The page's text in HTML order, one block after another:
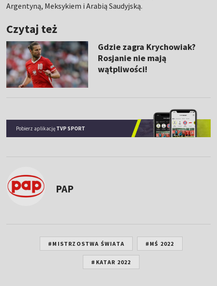
Argentyną, Meksykiem i Arabią Saudyjską.
Czytaj też
Gdzie zagra Krychowiak?
Rosjanie nie mają
wątpliwości!
Pobierz aplikację TVP SPORT
PAP
#MISTRZOSTWA ŚWIATA #MŚ 2022
#KATAR 2022